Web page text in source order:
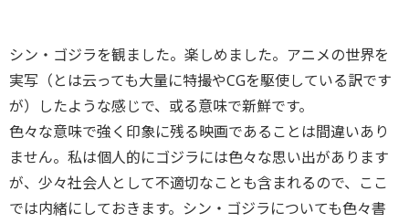
シン・ゴジラを観ました。楽しめました。アニメの世界を
実写（とは云っても大量に特撮やCGを駆使している訳です
が）したような感じで、或る意味で新鮮です。
色々な意味で強く印象に残る映画であることは間違いあり
ません。私は個人的にゴジラには色々な思い出があります
が、少々社会人として不適切なことも含まれるので、ここ
では内緒にしておきます。シン・ゴジラについても色々書